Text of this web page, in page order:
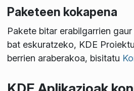
Paketeen kokapena
Pakete bitar erabilgarrien
bat eskuratzeko, KDE
berrien araberakoa, bisitatu